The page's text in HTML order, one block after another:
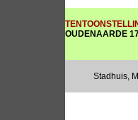
OUDENAARDE
Stadhuis,